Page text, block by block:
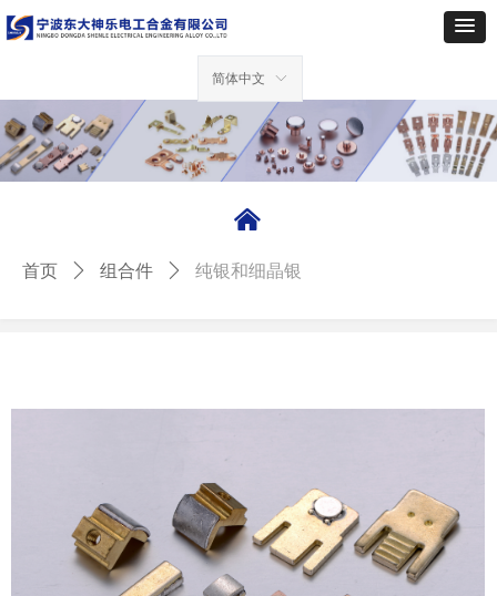
ꀅ
简体中文
낀
首页 ꄲ 组合件 ꄲ 纯银和细晶银